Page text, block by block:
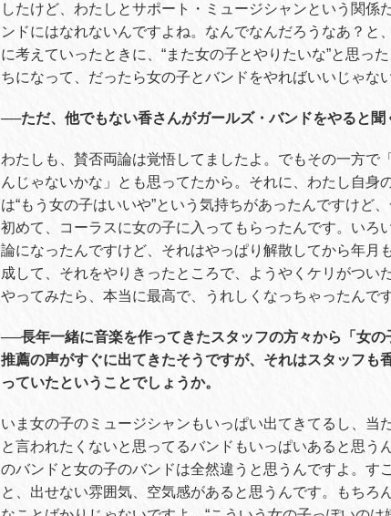
したけど、わたしとサポート・ミュージシャンという関係
ンドにはなれないんですよね。なんでなんだろうなあ？と
に考えていったときに、 “また女の子とやりたいな”と思った
ちになって、だったら女の子とバンドをやればいいじゃな
──ただ、他でもない香さんがガールズ・バンドをやると聞
わたしも、賛否両論は覚悟してましたよ。でもその一方で「
んじゃないかな」とも思ってたから。それに、わたし自身
は“もう女の子はいいや”という気持ちがあったんですけど
初めて、コーラスに女の子に入ってもらったんです。いろ
論になったんですけど、それはやっぱり解散してから年月
成して、それをやりきったところで、ようやくケリがつい
やってみたら、本当に最高で、うれしくなっちゃったんで
──長年一緒に音楽を作ってきたスタッフの方々から「女
推薦の声がすぐに出てきたそうですが、それはスタッフも
っていたということでしょうか。
いま女の子のミュージシャンもいっぱい出てきてるし、当
と言われたくないと思ってるバンドもいっぱいあると思う
のバンドと女の子のバンドは全然違うと思うんですよ。す
と、出せない雰囲気、空気感があると思うんです。もちろ